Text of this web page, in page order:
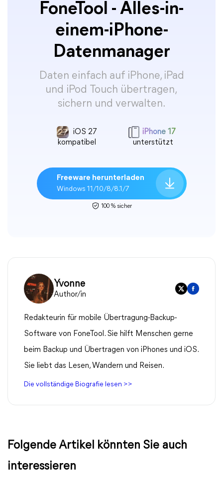
FoneTool - Alles-in-
einem-iPhone-
Datenmanager
Daten einfach auf iPhone, iPad
und iPod Touch übertragen,
sichern und verwalten.
iOS 27
kompatibel
iPhone 17
unterstützt
Freeware herunterladen
Windows 11/10/8/8.1/7
100 % sicher
Yvonne
Author/in
Redakteurin für mobile Übertragung-Backup-
Software von FoneTool. Sie hilft Menschen gerne
beim Backup und Übertragen von iPhones und iOS.
Sie liebt das Lesen, Wandern und Reisen.
Die vollständige Biografie lesen >>
Folgende Artikel könnten Sie auch
interessieren